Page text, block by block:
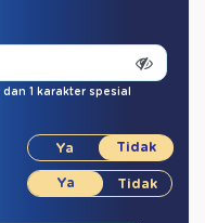
dan 1 karakter spesial